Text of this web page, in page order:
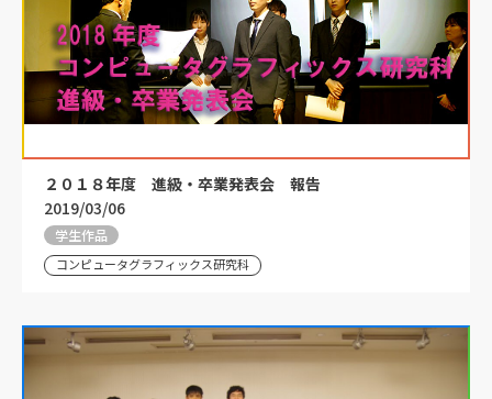
２０１８年度 進級・卒業発表会 報告
2019/03/06
学生作品
コンピュータグラフィックス研究科